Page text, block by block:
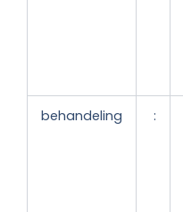
behandeling :